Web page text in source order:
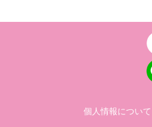
個人情報について